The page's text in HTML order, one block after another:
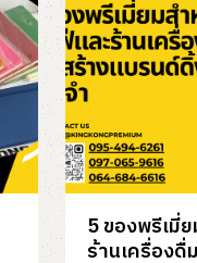
5 ของพรีเมี่
ร้านเครื่อง